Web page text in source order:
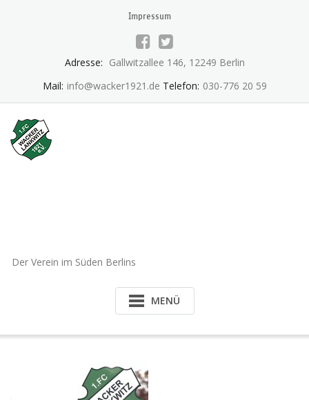
Impressum
Adresse: Gallwitzallee 146, 12249 Berlin
Mail: info@wacker1921.de Telefon: 030-776 20 59
Der Verein im Süden Berlins
MENÜ